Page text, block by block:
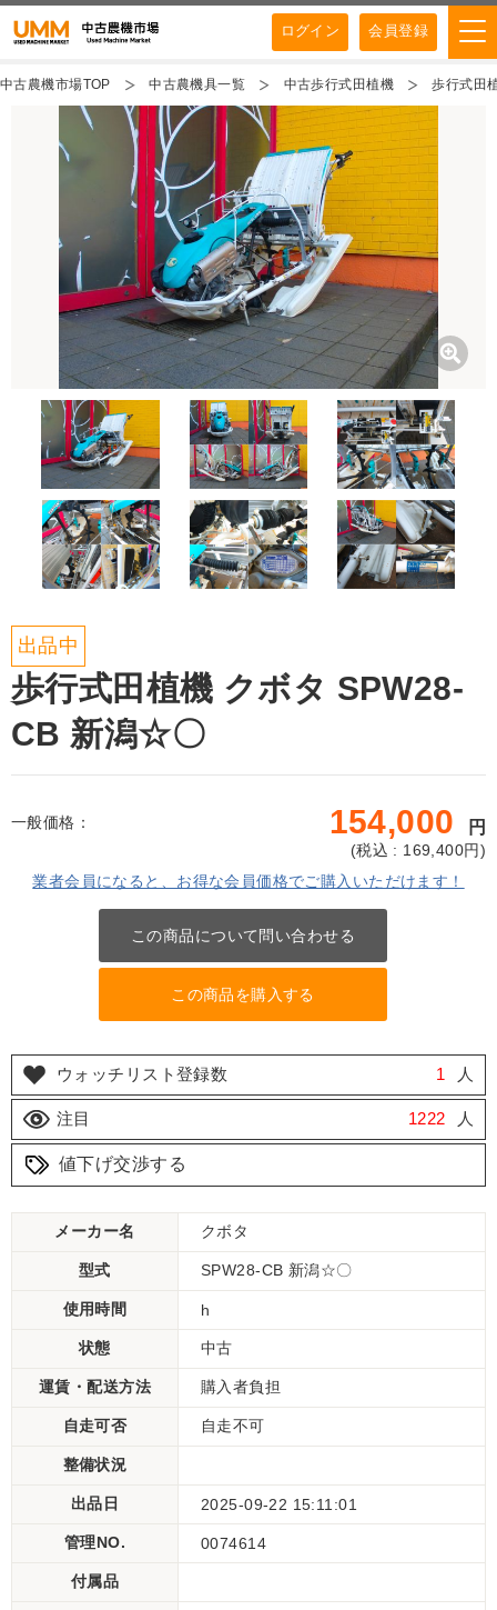
ログイン 会員登録
中古農機市場TOP 中古農機具一覧 中古歩行式田植機 歩行式田
出品中
歩行式田植機 クボタ SPW28-
CB 新潟☆〇
一般価格： 154,000 円
(税込 : 169,400円)
業者会員になると、お得な会員価格でご購入いただけます！
この商品について問い合わせる
この商品を購入する
ウォッチリスト登録数 1 人
注目 1222 人
値下げ交渉する
メーカー名 クボタ
型式 SPW28-CB 新潟☆〇
使用時間 h
状態 中古
運賃・配送方法 購入者負担
自走可否 自走不可
整備状況
出品日 2025-09-22 15:11:01
管理NO. 0074614
付属品